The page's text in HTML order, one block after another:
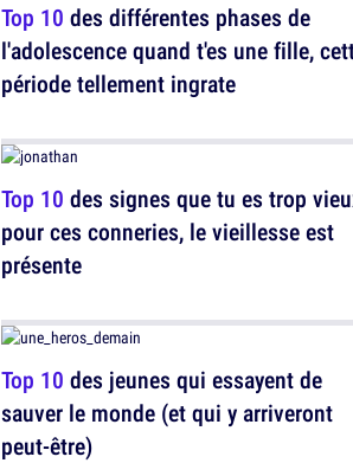
Top 10 des différentes phases de
l'adolescence quand t'es une fille,
période tellement ingrate
Top 10 des signes que tu es trop
pour ces conneries, le vieillesse est
présente
Top 10 des jeunes qui essayent de
sauver le monde (et qui y arriveront
peut-être)